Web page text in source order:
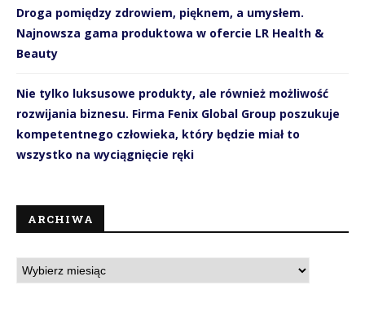
Droga pomiędzy zdrowiem, pięknem, a umysłem.
Najnowsza gama produktowa w ofercie LR Health &
Beauty
Nie tylko luksusowe produkty, ale również możliwość
rozwijania biznesu. Firma Fenix Global Group poszukuje
kompetentnego człowieka, który będzie miał to
wszystko na wyciągnięcie ręki
ARCHIWA